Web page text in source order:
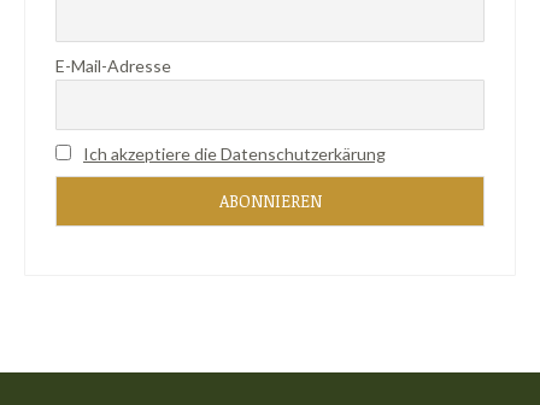
E-Mail-Adresse
Ich akzeptiere die Datenschutzerkärung